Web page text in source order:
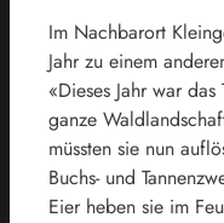
Im Nachbarort
Jahr zu einem
«Dieses Jahr war
ganze
müssten sie nun
Buchs- und
Eier heben sie im